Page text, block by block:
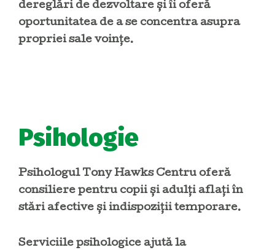
dereglări de dezvoltare și îi oferă
oportunitatea de a se concentra asupra
propriei sale voințe.
Psihologie
Psihologul Tony Hawks Centru oferă
consiliere pentru copii și adulți aflați în
stări afective și indispoziții temporare.
Serviciile psihologice ajută la